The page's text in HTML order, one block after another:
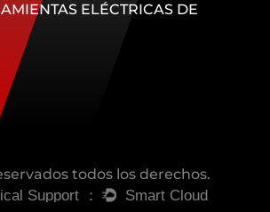
ELÉCTRICAS DE
todos los derechos.